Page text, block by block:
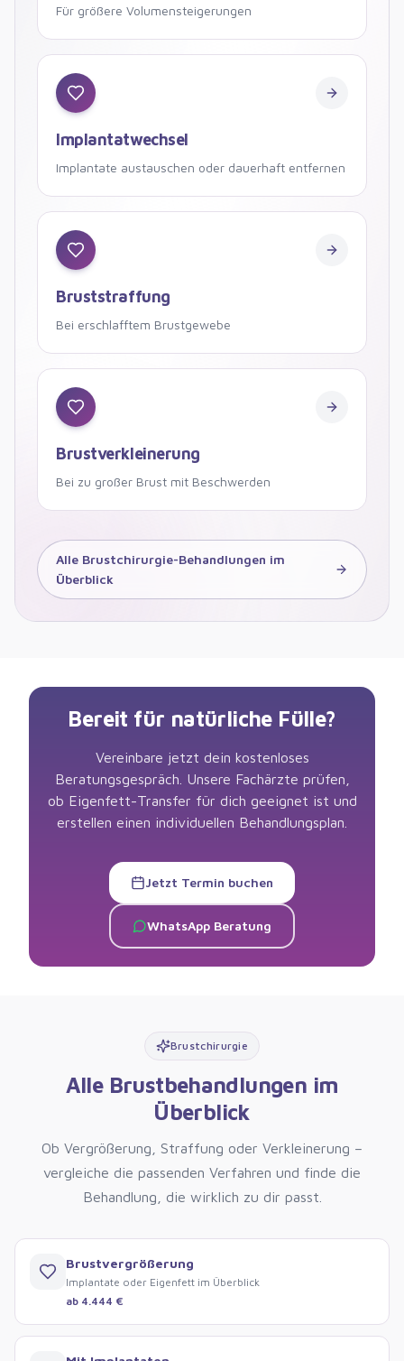
Für größere Volumensteigerungen
Implantatwechsel
Implantate austauschen oder dauerhaft entfernen
Implantatwechsel
Bruststraffung
Bei erschlafftem Brustgewebe
Bruststraffung
Brustverkleinerung
Bei zu großer Brust mit Beschwerden
Brustverkleinerung
Alle Brustchirurgie-Behandlungen im
Überblick
Bereit für natürliche Fülle?
Vereinbare jetzt dein kostenloses
Beratungsgespräch. Unsere Fachärzte prüfen,
ob Eigenfett-Transfer für dich geeignet ist und
erstellen einen individuellen Behandlungsplan.
Jetzt Termin buchen
WhatsApp Beratung
Brustchirurgie
Alle Brustbehandlungen im
Überblick
Ob Vergrößerung, Straffung oder Verkleinerung –
vergleiche die passenden Verfahren und finde die
Behandlung, die wirklich zu dir passt.
Brustvergrößerung
Implantate oder Eigenfett im Überblick
ab 4.444 €